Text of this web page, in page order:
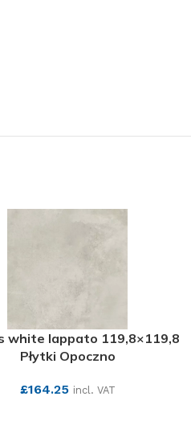
white lappato 119,8×119,8
Płytki Opoczno
£164.25 incl. VAT